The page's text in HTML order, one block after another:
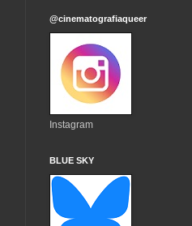
@cinematografiaqueer
Instagram
BLUE SKY